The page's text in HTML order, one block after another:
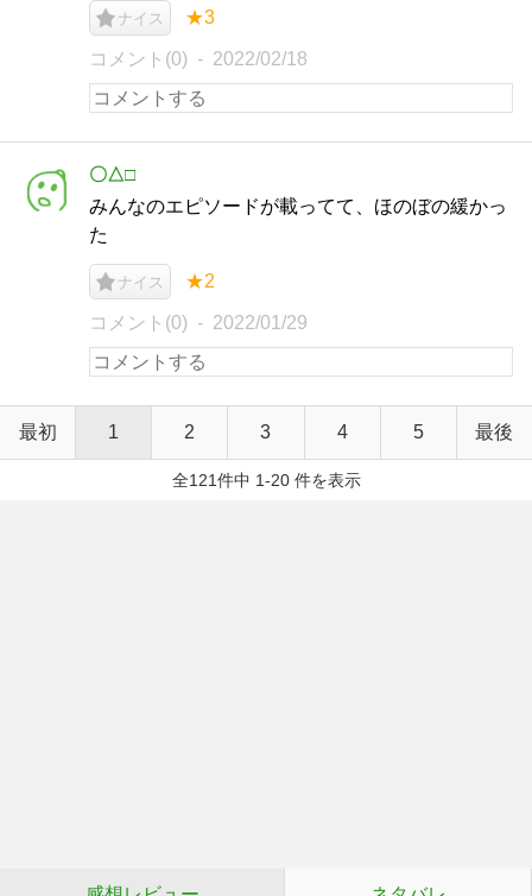
ナイス ★3
コメント(0) 2022/02/18
〇△□
みんなのエピソードが載ってて、ほのぼの緩かっ
た
ナイス ★2
コメント(0) 2022/01/29
最初 1 2 3 4 5 最後
全121件中 1-20 件を表示